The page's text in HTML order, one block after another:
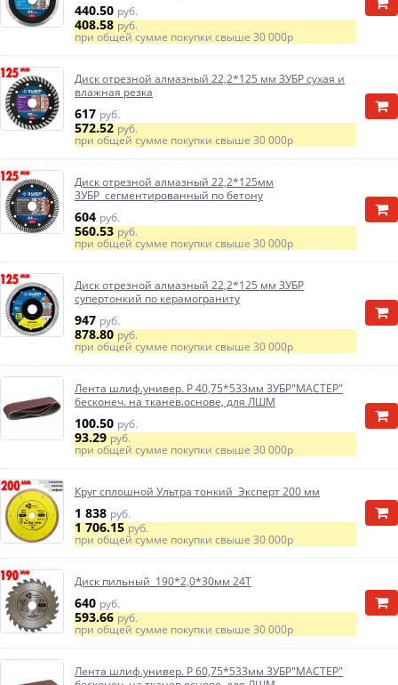
440.50 руб.
408.58руб.
при общей сумме покупки свыше 30 000р
Диск отрезной алмазный 22,2*125 мм ЗУБР сухая и
влажная резка
617 руб.
572.52руб.
при общей сумме покупки свыше 30 000р
Диск отрезной алмазный 22,2*125мм
ЗУБР сегментированный по бетону
604 руб.
560.53руб.
при общей сумме покупки свыше 30 000р
Диск отрезной алмазный 22,2*125 мм ЗУБР
супертонкий по керамограниту
947 руб.
878.80руб.
при общей сумме покупки свыше 30 000р
Лента шлиф.универ. Р 40,75*533мм ЗУБР"МАСТЕР"
бесконеч. на тканев.основе, для ЛШМ
100.50 руб.
93.29руб.
при общей сумме покупки свыше 30 000р
Круг сплошной Ультра тонкий Эксперт 200 мм
1 838 руб.
1 706.15руб.
при общей сумме покупки свыше 30 000р
Диск пильный 190*2,0*30мм 24Т
640 руб.
593.66руб.
при общей сумме покупки свыше 30 000р
Лента шлиф.универ. Р 60,75*533мм ЗУБР"МАСТЕР"